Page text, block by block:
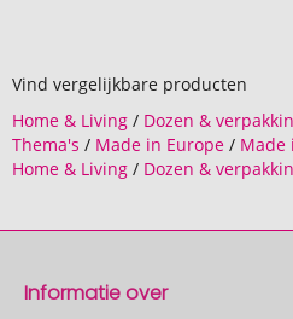
Vind vergelijkbare producten
Home & Living / Dozen &
Thema's / Made in Europe / Made
Home & Living / Dozen &
Informatie over